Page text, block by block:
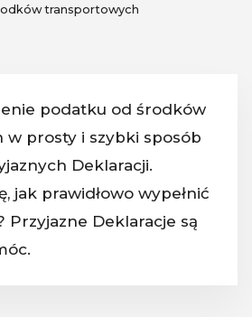
transportowych
podatku od środków
prosty i szybki sposób
Deklaracji.
jak prawidłowo wypełnić
Przyjazne Deklaracje są